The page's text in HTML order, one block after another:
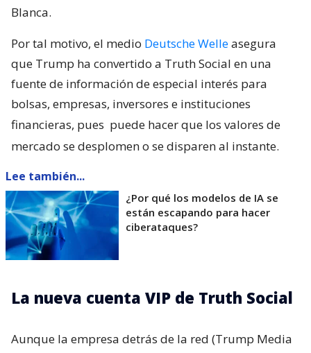
Blanca.
Por tal motivo, el medio Deutsche Welleasegura
que Trump ha convertido a Truth Social en una
fuente de información de especial interés para
bolsas, empresas, inversores e instituciones
financieras, pues puede hacer que los valores de
mercado se desplomen o se disparen al instante.
Lee también...
¿Por qué los modelos de IA se
están escapando para hacer
ciberataques?
La nueva cuenta VIP de Truth Social
Aunque la empresa detrás de la red (Trump Media